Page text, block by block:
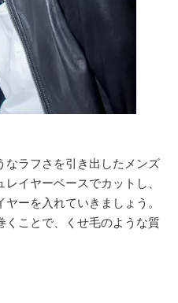
なラフさを引き出したメンズ
イヤーベースでカットし、
ーを入れていきましょう。
ことで、くせ毛のような質